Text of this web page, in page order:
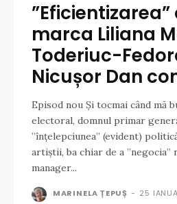
marca Liliana
Toderiuc-
Nicușor Dan
Episod nou Și tocmai când mă bucuram că, fiind an
electoral, domnul primar
”înțelepciunea” (evident)
artiștii, ba chiar de a ”negocia”
manager...
MARINELA ȚEPUȘ - 25